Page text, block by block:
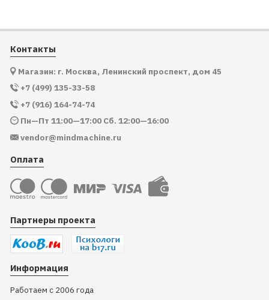
Контакты
Магазин: г. Москва, Ленинский проспект, дом 45
+7 (499) 135-33-58
+7 (916) 164-74-74
Пн—Пт 11:00—17:00 Сб. 12:00—16:00
vendor@mindmachine.ru
Оплата
Партнеры проекта
Информация
Работаем с 2006 года